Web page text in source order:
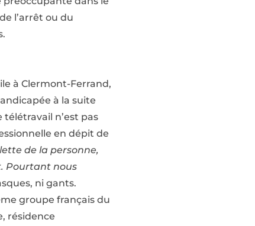
l’arrêt ou du
à Clermont-Ferrand,
à la suite
n’est pas
en dépit de
de la personne,
Pourtant nous
ni gants.
groupe français du
résidence